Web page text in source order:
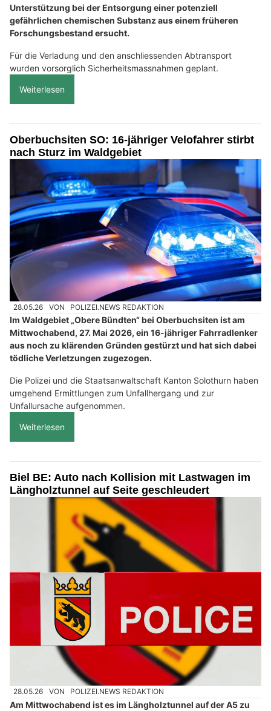
Unterstützung bei der Entsorgung einer potenziell
gefährlichen chemischen Substanz aus einem früheren
Forschungsbestand ersucht.
Für die Verladung und den anschliessenden Abtransport
wurden vorsorglich Sicherheitsmassnahmen geplant.
Weiterlesen
Oberbuchsiten SO: 16-jähriger Velofahrer stirbt
nach Sturz im Waldgebiet
28.05.26 VON POLIZEI.NEWS REDAKTION
Im Waldgebiet „Obere Bündten“ bei Oberbuchsiten ist am
Mittwochabend, 27. Mai 2026, ein 16-jähriger Fahrradlenker
aus noch zu klärenden Gründen gestürzt und hat sich dabei
tödliche Verletzungen zugezogen.
Die Polizei und die Staatsanwaltschaft Kanton Solothurn haben
umgehend Ermittlungen zum Unfallhergang und zur
Unfallursache aufgenommen.
Weiterlesen
Biel BE: Auto nach Kollision mit Lastwagen im
Längholztunnel auf Seite geschleudert
28.05.26 VON POLIZEI.NEWS REDAKTION
Am Mittwochabend ist es im Längholztunnel auf der A5 zu